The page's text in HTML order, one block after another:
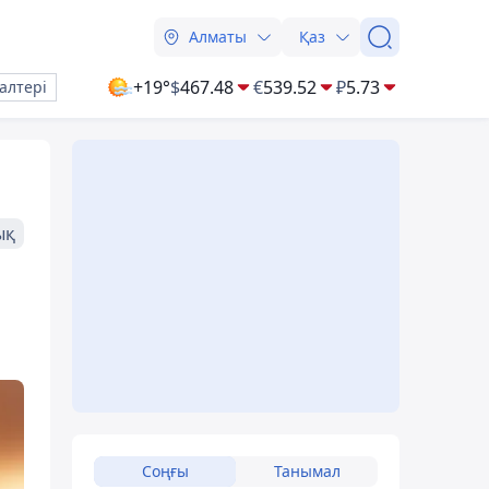
Алматы Қаз
+19°$467.48 €539.52 ₽5.73
Соңғы Танымал